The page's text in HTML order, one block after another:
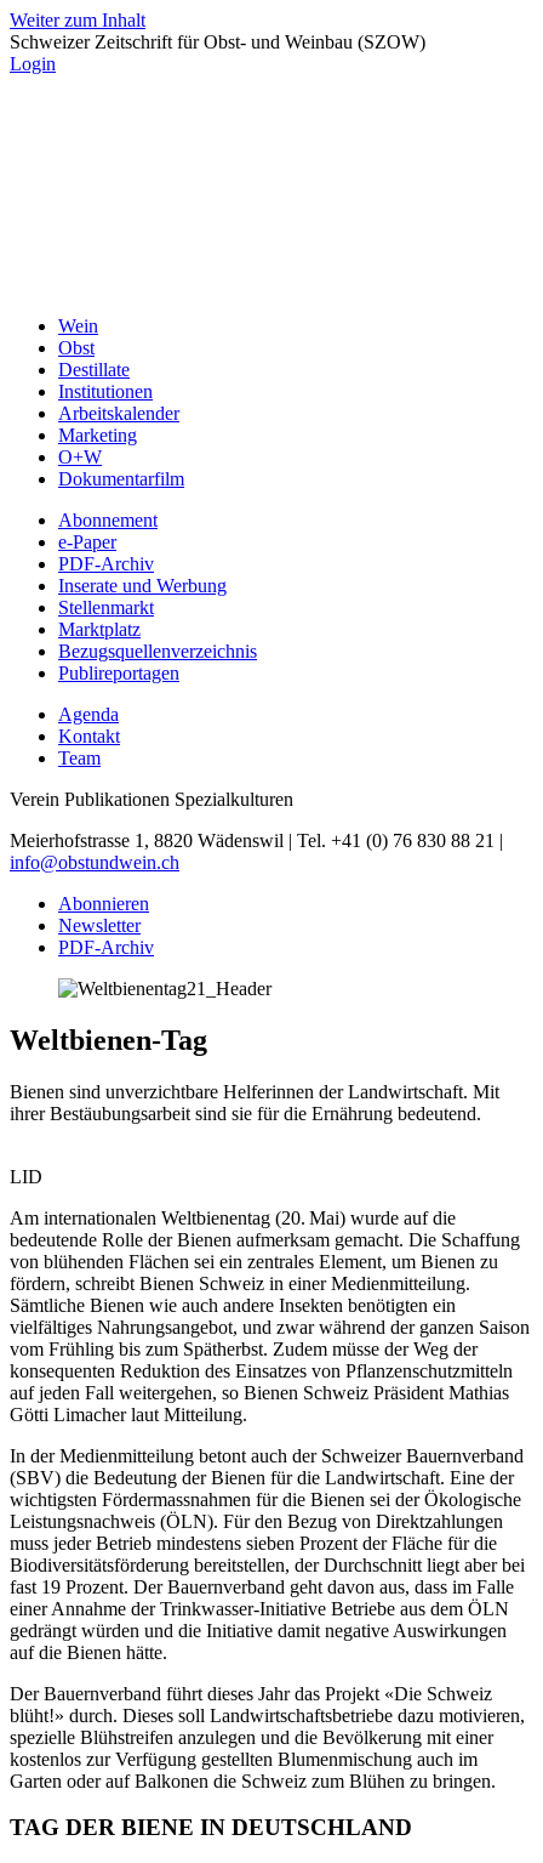
Weiter zum Inhalt
Schweizer Zeitschrift für Obst- und Weinbau (SZOW)
Login
Wein
Obst
Destillate
Institutionen
Arbeitskalender
Marketing
O+W
Dokumentarfilm
Abonnement
e-Paper
PDF-Archiv
Inserate und Werbung
Stellenmarkt
Marktplatz
Bezugsquellenverzeichnis
Publireportagen
Agenda
Kontakt
Team
Verein Publikationen Spezialkulturen
Meierhofstrasse 1, 8820 Wädenswil | Tel. +41 (0) 76 830 88 21 |
info@obstundwein.ch
Abonnieren
Newsletter
PDF-Archiv
Weltbienen-Tag
Bienen sind unverzichtbare Helferinnen der Landwirtschaft. Mit
ihrer Bestäubungsarbeit sind sie für die Ernährung bedeutend.
LID
Am internationalen Weltbienentag (20. Mai) wurde auf die
bedeutende Rolle der Bienen aufmerksam gemacht. Die Schaffung
von blühenden Flächen sei ein zentrales Element, um Bienen zu
fördern, schreibt Bienen Schweiz in einer Medienmitteilung.
Sämtliche Bienen wie auch andere Insekten benötigten ein
vielfältiges Nahrungsangebot, und zwar während der ganzen Saison
vom Frühling bis zum Spätherbst. Zudem müsse der Weg der
konsequenten Reduktion des Einsatzes von Pflanzenschutzmitteln
auf jeden Fall weitergehen, so Bienen Schweiz Präsident Mathias
Götti Limacher laut Mitteilung.
In der Medienmitteilung betont auch der Schweizer Bauernverband
(SBV) die Bedeutung der Bienen für die Landwirtschaft. Eine der
wichtigsten Fördermassnahmen für die Bienen sei der Ökologische
Leistungsnachweis (ÖLN). Für den Bezug von Direktzahlungen
muss jeder Betrieb mindestens sieben Prozent der Fläche für die
Biodiversitätsförderung bereitstellen, der Durchschnitt liegt aber bei
fast 19 Prozent. Der Bauernverband geht davon aus, dass im Falle
einer Annahme der Trinkwasser-Initiative Betriebe aus dem ÖLN
gedrängt würden und die Initiative damit negative Auswirkungen
auf die Bienen hätte.
Der Bauernverband führt dieses Jahr das Projekt «Die Schweiz
blüht!» durch. Dieses soll Landwirtschaftsbetriebe dazu motivieren,
spezielle Blühstreifen anzulegen und die Bevölkerung mit einer
kostenlos zur Verfügung gestellten Blumenmischung auch im
Garten oder auf Balkonen die Schweiz zum Blühen zu bringen.
TAG DER BIENE IN DEUTSCHLAND